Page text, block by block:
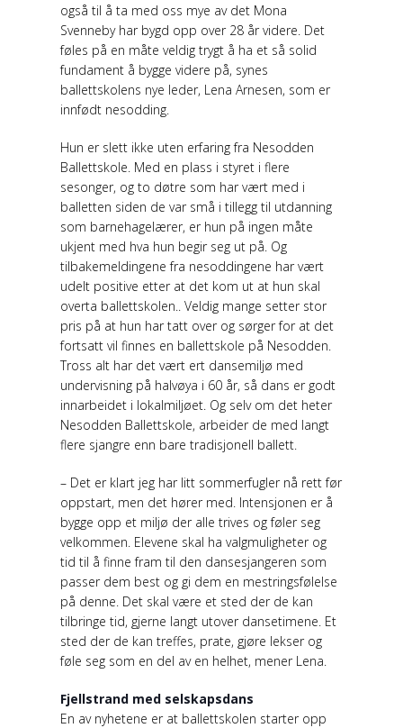
også til å ta med oss mye av det Mona
Svenneby har bygd opp over 28 år videre. Det
føles på en måte veldig trygt å ha et så solid
fundament å bygge videre på, synes
ballettskolens nye leder, Lena Arnesen, som er
innfødt nesodding.
Hun er slett ikke uten erfaring fra Nesodden
Ballettskole. Med en plass i styret i flere
sesonger, og to døtre som har vært med i
balletten siden de var små i tillegg til utdanning
som barnehagelærer, er hun på ingen måte
ukjent med hva hun begir seg ut på. Og
tilbakemeldingene fra nesoddingene har vært
udelt positive etter at det kom ut at hun skal
overta ballettskolen.. Veldig mange setter stor
pris på at hun har tatt over og sørger for at det
fortsatt vil finnes en ballettskole på Nesodden.
Tross alt har det vært ert dansemiljø med
undervisning på halvøya i 60 år, så dans er godt
innarbeidet i lokalmiljøet. Og selv om det heter
Nesodden Ballettskole, arbeider de med langt
flere sjangre enn bare tradisjonell ballett.
– Det er klart jeg har litt sommerfugler nå rett før
oppstart, men det hører med. Intensjonen er å
bygge opp et miljø der alle trives og føler seg
velkommen. Elevene skal ha valgmuligheter og
tid til å finne fram til den dansesjangeren som
passer dem best og gi dem en mestringsfølelse
på denne. Det skal være et sted der de kan
tilbringe tid, gjerne langt utover dansetimene. Et
sted der de kan treffes, prate, gjøre lekser og
føle seg som en del av en helhet, mener Lena.
Fjellstrand med selskapsdans
En av nyhetene er at ballettskolen starter opp